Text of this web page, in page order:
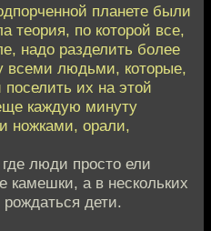
планете были
теория, по которой все,
надо разделить более
всеми людьми, которые,
поселить их на этой
каждую минуту
ножками, орали,
люди просто ели
а в нескольких
дети.